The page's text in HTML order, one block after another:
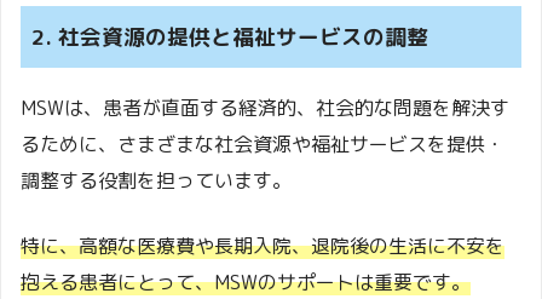
2. 社会資源の提供と福祉サービスの調整
MSWは、患者が直面する経済的、社会的な問題を解決す
るために、さまざまな社会資源や福祉サービスを提供・
調整する役割を担っています。
特に、高額な医療費や長期入院、退院後の生活に不安を
抱える患者にとって、MSWのサポートは重要です。